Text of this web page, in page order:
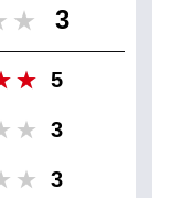
3
5
3
3